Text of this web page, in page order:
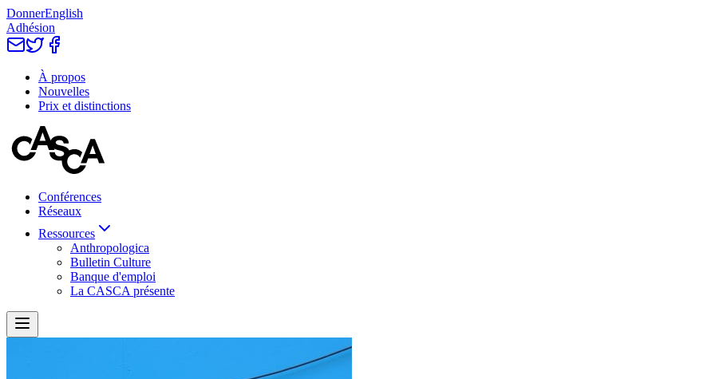
DonnerEnglish
Adhésion
À propos
Nouvelles
Prix et distinctions
Conférences
Réseaux
Ressources
Anthropologica
Bulletin Culture
Banque d'emploi
La CASCA présente